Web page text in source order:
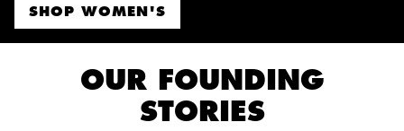
SHOP WOMEN'S
OUR FOUNDING
STORIES